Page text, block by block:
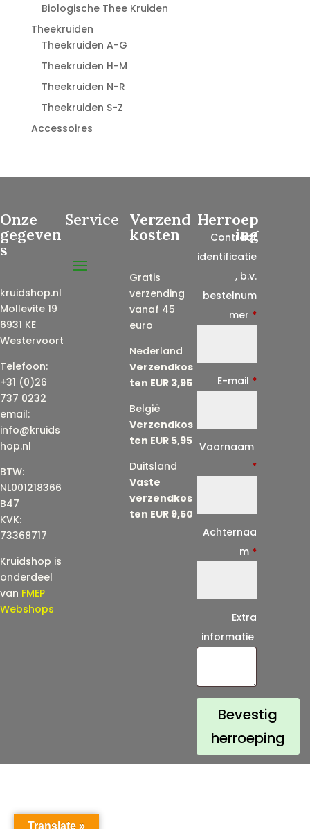
Biologische Thee Kruiden
Theekruiden
Theekruiden A-G
Theekruiden H-M
Theekruiden N-R
Theekruiden S-Z
Accessoires
Onze
gegeven
s
kruidshop.nl
Mollevite 19
6931 KE
Westervoort
Telefoon:
+31 (0)26
737 0232
email:
info@kruids
hop.nl
BTW:
NL001218366
B47
KVK:
73368717
Kruidshop is
onderdeel
van FMEP
Webshops
Service Verzend
kosten
Gratis
verzending
vanaf 45
euro
Nederland
Verzendkos
ten EUR 3,95
België
Verzendkos
ten EUR 5,95
Duitsland
Vaste
verzendkos
ten EUR 9,50
Herroep
ing
Contract
identificatie
, b.v.
bestelnum
mer *
E-mail *
l
)
*
Voornaam
*
Achternaa
m *
Extra
informatie
Bevestig
herroeping
Translate »